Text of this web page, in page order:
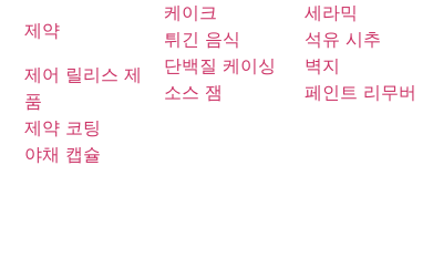
제약
제어 릴리스 제
품
제약 코팅
야채 캡슐
케이크
튀긴 음식
단백질 케이싱
소스 잼
세라믹
석유 시추
벽지
페인트 리무버